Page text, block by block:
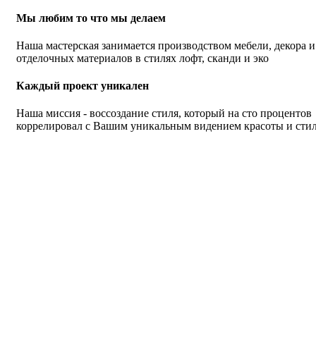
Мы любим то что мы делаем
Наша мастерская занимается производством мебели, декора и
отделочных материалов в стилях лофт, сканди и эко
Каждый проект уникален
Наша миссия - воссоздание стиля, который на сто процентов
коррелировал с Вашим уникальным видением красоты и